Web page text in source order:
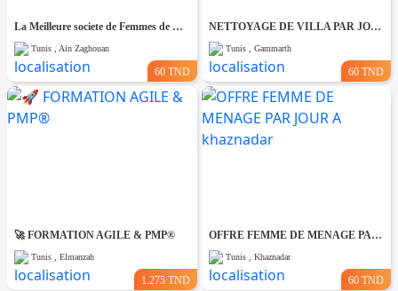
La Meilleure societe de Femmes de Ménage A Ain zaghouane
Tunis , Ain Zaghouan
60 TND
NETTOYAGE DE VILLA PAR JOUR A Gammarth
Tunis , Gammarth
60 TND
🚀 FORMATION AGILE & PMP®
Tunis , Elmanzah
1.275 TND
OFFRE FEMME DE MENAGE PAR JOUR A khaznadar
Tunis , Khaznadar
60 TND